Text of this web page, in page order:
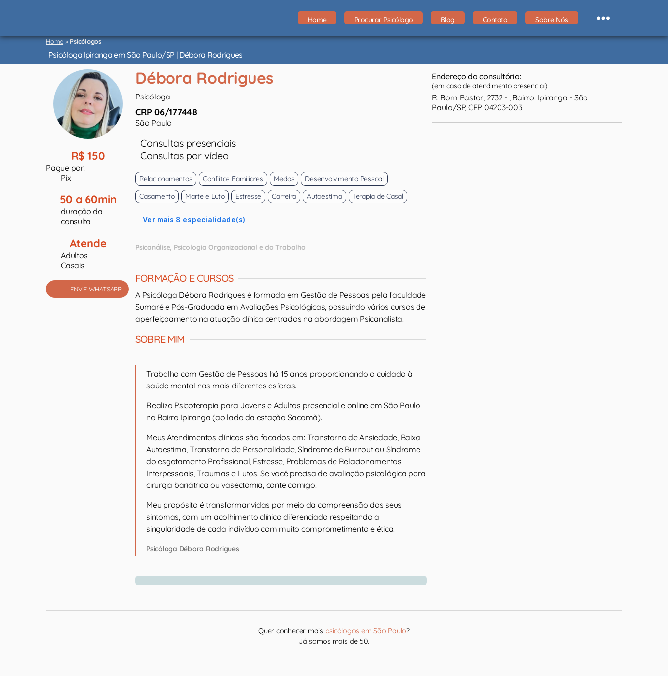
São
Paulo
Home Procurar Psicólogo Blog Contato Sobre Nós
Home»Psicólogos
Psicóloga Ipiranga em São Paulo/SP | Débora Rodrigues
R$ 150
Pague por:
Pix
50 a 60min
duração da
consulta
Atende
Adultos
Casais
ENVIE WHATSAPP
Débora Rodrigues
Psicóloga
CRP 06/177448
São Paulo
Consultas presenciais
Consultas por vídeo
Relacionamentos Conflitos Familiares Medos
Desenvolvimento Pessoal
Casamento
Morte e Luto Estresse Carreira Autoestima Terapia de Casal
Ver mais 8 especialidade(s)
Psicanálise Psicologia Organizacional e do Trabalho
FORMAÇÃO E CURSOS
A Psicóloga Débora Rodrigues é formada em Gestão de Pessoas pela faculdade
Sumaré e Pós-Graduada em Avaliações Psicológicas, possuindo vários cursos de
aperfeiçoamento na atuação clínica centrados na abordagem Psicanalista.
SOBRE MIM
Trabalho com Gestão de Pessoas há 15 anos proporcionando o cuidado à
saúde mental nas mais diferentes esferas.
Realizo Psicoterapia para Jovens e Adultos presencial e online em São Paulo
no Bairro Ipiranga (ao lado da estação Sacomã).
Meus Atendimentos clínicos são focados em: Transtorno de Ansiedade, Baixa
Autoestima, Transtorno de Personalidade, Síndrome de Burnout ou Síndrome
do esgotamento Profissional, Estresse, Problemas de Relacionamentos
Interpessoais, Traumas e Lutos. Se você precisa de avaliação psicológica para
cirurgia bariátrica ou vasectomia, conte comigo!
Meu propósito é transformar vidas por meio da compreensão dos seus
sintomas, com um acolhimento clínico diferenciado respeitando a
singularidade de cada indivíduo com muito comprometimento e ética.
Psicóloga Débora Rodrigues
Endereço do consultório:
(em caso de atendimento presencial)
R. Bom Pastor, 2732 - , Bairro: Ipiranga - São
Paulo/SP, CEP 04203-003
Quer conhecer mais psicólogos em São Paulo?
Já somos mais de 50.